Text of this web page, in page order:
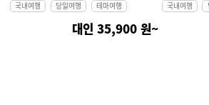
국내여행 당일여행 테마여행
대인 35,900 원~
국내여행